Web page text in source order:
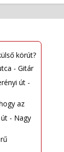
körút?
- Gitár
út -
az
- Nagy